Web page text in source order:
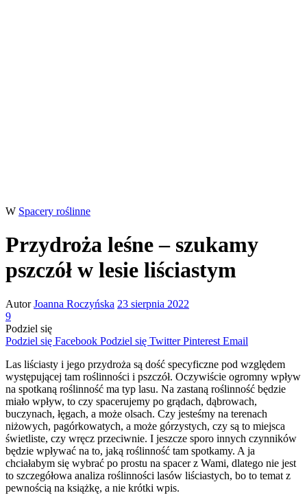
W Spacery roślinne
Przydroża leśne – szukamy
pszczół w lesie liściastym
Autor Joanna Roczyńska 23 sierpnia 2022
9
Podziel się
Podziel się Facebook Podziel się Twitter Pinterest Email
Las liściasty i jego przydroża są dość specyficzne pod względem
występującej tam roślinności i pszczół. Oczywiście ogromny wpływ
na spotkaną roślinność ma typ lasu. Na zastaną roślinność będzie
miało wpływ, to czy spacerujemy po grądach, dąbrowach,
buczynach, łęgach, a może olsach. Czy jesteśmy na terenach
niżowych, pagórkowatych, a może górzystych, czy są to miejsca
świetliste, czy wręcz przeciwnie. I jeszcze sporo innych czynników
będzie wpływać na to, jaką roślinność tam spotkamy. A ja
chciałabym się wybrać po prostu na spacer z Wami, dlatego nie jest
to szczegółowa analiza roślinności lasów liściastych, bo to temat z
pewnością na książkę, a nie krótki wpis.